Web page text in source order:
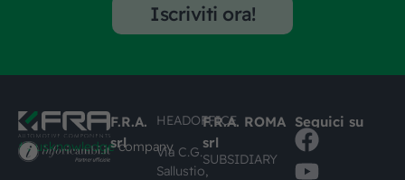
Iscriviti ora!
#busknowledgecompany
F.R.A.
srl
HEADOFFICE
Via C.G.
Sallustio,
F.R.A. ROMA
srl
SUBSIDIARY
Seguici su